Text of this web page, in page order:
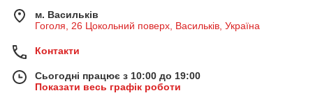
м. Васильків
Гоголя, 26 Цокольний поверх, Васильків, Україна
Контакти
Сьогодні працює з 10:00 до 19:00
Показати весь графік роботи